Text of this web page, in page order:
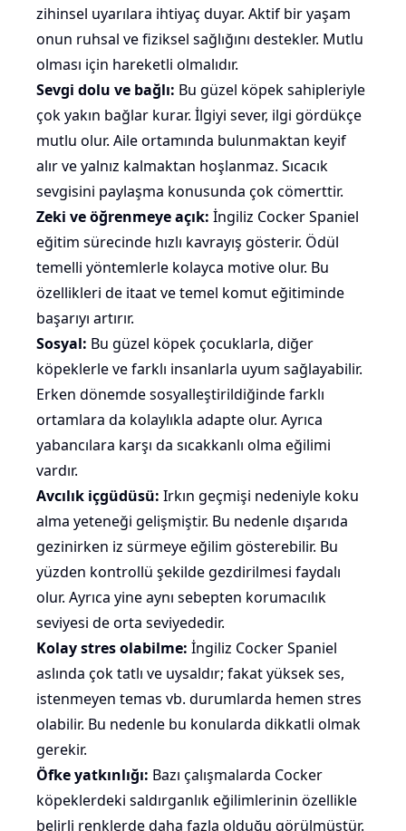
zihinsel uyarılara ihtiyaç duyar. Aktif bir yaşam
onun ruhsal ve fiziksel sağlığını destekler. Mutlu
olması için hareketli olmalıdır.
Sevgi dolu ve bağlı: Bu güzel köpeksahipleriyle
çok yakın bağlar kurar. İlgiyi sever, ilgi gördükçe
mutlu olur. Aile ortamında bulunmaktan keyif
alır veyalnız kalmaktan hoşlanmaz. Sıcacık
sevgisini paylaşma konusunda çok cömerttir.
Zeki ve öğrenmeye açık: İngiliz Cocker Spaniel
eğitim sürecinde hızlı kavrayış gösterir. Ödül
temelli yöntemlerle kolayca motive olur. Bu
özellikleri de itaat ve temel komut eğitiminde
başarıyı artırır.
Sosyal: Bu güzel köpek çocuklarla, diğer
köpeklerle ve farklı insanlarla uyum sağlayabilir.
Erken dönemde sosyalleştirildiğinde farklı
ortamlara da kolaylıkla adapte olur. Ayrıca
yabancılara karşı da sıcakkanlı olma eğilimi
vardır.
Avcılık içgüdüsü: Irkın geçmişi nedeniyle koku
alma yeteneği gelişmiştir. Bu nedenle dışarıda
gezinirken iz sürmeye eğilim gösterebilir. Bu
yüzden kontrollü şekilde gezdirilmesi faydalı
olur. Ayrıca yine aynı sebepten korumacılık
seviyesi de orta seviyededir.
Kolay stres olabilme: İngiliz Cocker Spaniel
aslında çok tatlı ve uysaldır; fakat yüksek ses,
istenmeyen temas vb. durumlarda hemen stres
olabilir. Bu nedenle bu konularda dikkatli olmak
gerekir.
Öfke yatkınlığı: Bazı çalışmalarda Cocker
köpeklerdeki saldırganlıkeğilimlerinin özellikle
belirli renklerde daha fazla olduğu görülmüştür.